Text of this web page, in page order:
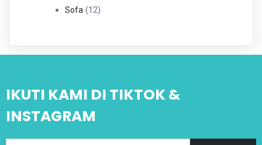
Produk
Sofa 1212
IKUTI KAMI DI TIKTOK &
INSTAGRAM